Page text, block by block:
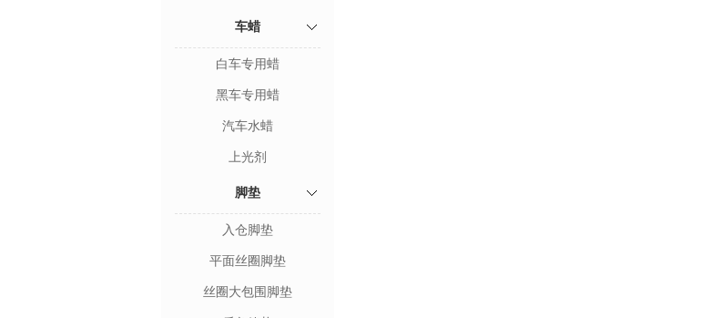
车蜡
白车专用蜡
黑车专用蜡
汽车水蜡
上光剂
脚垫
入仓脚垫
平面丝圈脚垫
丝圈大包围脚垫